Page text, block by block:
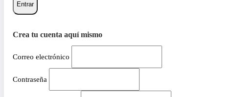
Entrar
Crea tu cuenta aquí mismo
Correo electrónico
Contraseña